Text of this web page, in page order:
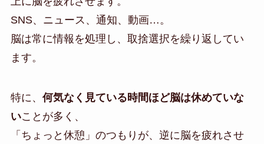
SNS、ニュース、通知、動画…。
脳は常に情報を処理し、取捨選択を繰り返してい
ます。
特に、 何気なく見ている時間ほど脳は休めていな
いことが多く、
「ちょっと休憩」のつもりが、逆に脳を疲れさせ